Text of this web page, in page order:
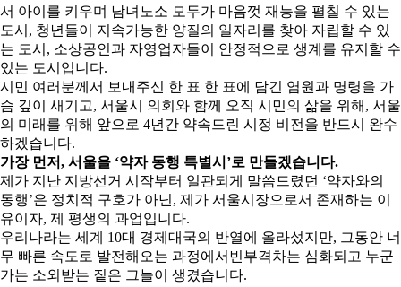
서 아이를 키우며 남녀노소 모두가 마음껏 재능을 펼칠 수 있는
도시, 청년들이 지속가능한 양질의 일자리를 찾아 자립할 수 있
는 도시, 소상공인과 자영업자들이 안정적으로 생계를 유지할 수
있는 도시입니다.
시민 여러분께서 보내주신 한 표 한 표에 담긴 염원과 명령을 가
슴 깊이 새기고, 서울시 의회와 함께 오직 시민의 삶을 위해, 서울
의 미래를 위해 앞으로 4년간 약속드린 시정 비전을 반드시 완수
하겠습니다.
가장 먼저, 서울을 ‘약자 동행 특별시’로 만들겠습니다.
제가 지난 지방선거 시작부터 일관되게 말씀드렸던 ‘약자와의
동행’은 정치적 구호가 아닌, 제가 서울시장으로서 존재하는 이
유이자, 제 평생의 과업입니다.
우리나라는 세계 10대 경제대국의 반열에 올라섰지만, 그동안 너
무 빠른 속도로 발전해오는 과정에서빈부격차는 심화되고 누군
가는 소외받는 짙은 그늘이 생겼습니다.